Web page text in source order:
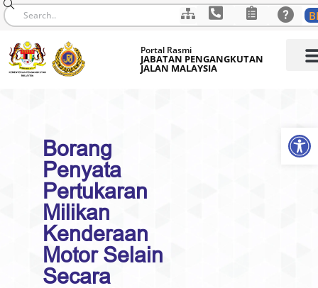
to
content
Portal Rasmi
JABATAN PENGANGKUTAN
JALAN MALAYSIA
Borang
Penyata
Pertukaran
Milikan
Kenderaan
Motor Selain
Secara